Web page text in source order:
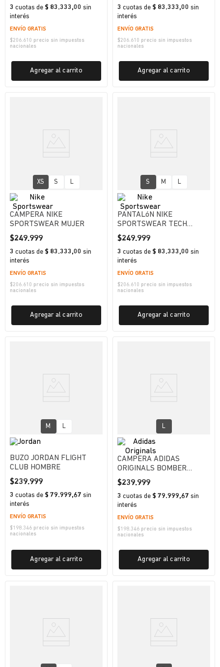
3 cuotas de $ 83.333,00 sin
interés
ENVÍO GRATIS
$206.610 precio sin impuestos
nacionales
Agregar al carrito
3 cuotas de $ 83.333,00 sin
interés
ENVÍO GRATIS
$206.610 precio sin impuestos
nacionales
Agregar al carrito
XS S L
CAMPERA NIKE
SPORTSWEAR MUJER
$249.999
3 cuotas de $ 83.333,00 sin
interés
ENVÍO GRATIS
$206.610 precio sin impuestos
nacionales
Agregar al carrito
S M L
PANTALóN NIKE
SPORTSWEAR TECH
HOMBRE
$249.999
3 cuotas de $ 83.333,00 sin
interés
ENVÍO GRATIS
$206.610 precio sin impuestos
nacionales
Agregar al carrito
M L
BUZO JORDAN FLIGHT
CLUB HOMBRE
$239.999
3 cuotas de $ 79.999,67 sin
interés
ENVÍO GRATIS
$198.346 precio sin impuestos
nacionales
Agregar al carrito
L
CAMPERA ADIDAS
ORIGINALS BOMBER
MUJER
$239.999
3 cuotas de $ 79.999,67 sin
interés
ENVÍO GRATIS
$198.346 precio sin impuestos
nacionales
Agregar al carrito